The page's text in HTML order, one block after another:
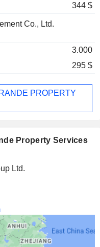
344 $
Co., Ltd.
3.000
295 $
PROPERTY
Property Services
Ltd.